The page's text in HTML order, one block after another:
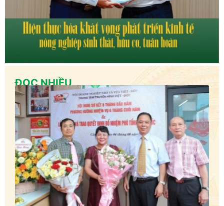
ĐỌC NHIỀU